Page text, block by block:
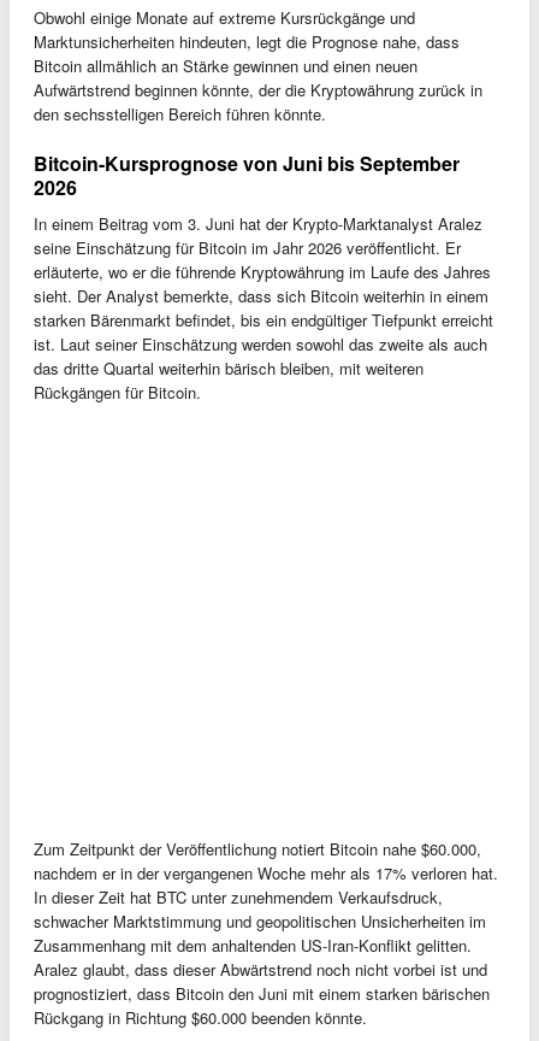
Obwohl einige Monate auf extreme Kursrückgänge und
Marktunsicherheiten hindeuten, legt die Prognose nahe, dass
Bitcoin allmählich an Stärke gewinnen und einen neuen
Aufwärtstrend beginnen könnte, der die Kryptowährung zurück in
den sechsstelligen Bereich führen könnte.
Bitcoin-Kursprognose von Juni bis September
2026
In einem Beitrag vom 3. Juni hat der Krypto-Marktanalyst Aralez
seine Einschätzung für Bitcoin im Jahr 2026 veröffentlicht. Er
erläuterte, wo er die führende Kryptowährung im Laufe des Jahres
sieht. Der Analyst bemerkte, dass sich Bitcoin weiterhin in einem
starken Bärenmarkt befindet, bis ein endgültiger Tiefpunkt erreicht
ist. Laut seiner Einschätzung werden sowohl das zweite als auch
das dritte Quartal weiterhin bärisch bleiben, mit weiteren
Rückgängen für Bitcoin.
Zum Zeitpunkt der Veröffentlichung notiert Bitcoin nahe $60.000,
nachdem er in der vergangenen Woche mehr als 17% verloren hat.
In dieser Zeit hat BTC unter zunehmendem Verkaufsdruck,
schwacher Marktstimmung und geopolitischen Unsicherheiten im
Zusammenhang mit dem anhaltenden US-Iran-Konflikt gelitten.
Aralez glaubt, dass dieser Abwärtstrend noch nicht vorbei ist und
prognostiziert, dass Bitcoin den Juni mit einem starken bärischen
Rückgang in Richtung $60.000 beenden könnte.